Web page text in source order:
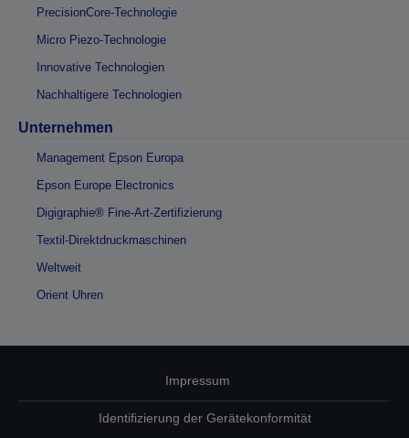
PrecisionCore-Technologie
Micro Piezo-Technologie
Innovative Technologien
Nachhaltigere Technologien
Unternehmen
Management Epson Europa
Epson Europe Electronics
Digigraphie® Fine-Art-Zertifizierung
Textil-Direktdruckmaschinen
Weltweit
Orient Uhren
Impressum
Identifizierung der Gerätekonformität